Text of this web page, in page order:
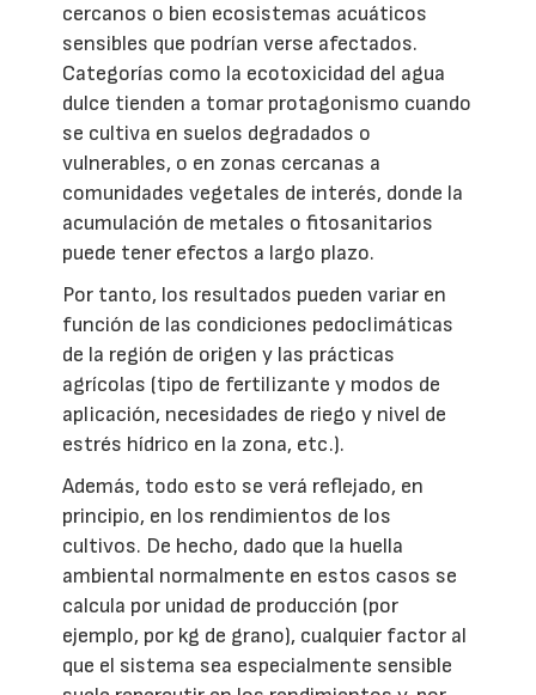
cercanos o bien ecosistemas acuáticos
sensibles que podrían verse afectados.
Categorías como la ecotoxicidad del agua
dulce tienden a tomar protagonismo cuando
se cultiva en suelos degradados o
vulnerables, o en zonas cercanas a
comunidades vegetales de interés, donde la
acumulación de metales o fitosanitarios
puede tener efectos a largo plazo.
Por tanto, los resultados pueden variar en
función de las condiciones pedoclimáticas
de la región de origen y las prácticas
agrícolas (tipo de fertilizante y modos de
aplicación, necesidades de riego y nivel de
estrés hídrico en la zona, etc.).
Además, todo esto se verá reflejado, en
principio, en los rendimientos de los
cultivos. De hecho, dado que la huella
ambiental normalmente en estos casos se
calcula por unidad de producción (por
ejemplo, por kg de grano), cualquier factor al
que el sistema sea especialmente sensible